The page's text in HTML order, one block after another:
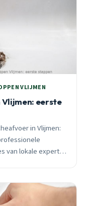
VLIJMEN
eerste
in Vlijmen:
van lokale expert